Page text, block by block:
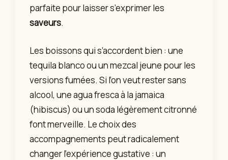
parfaite pour laisser s’exprimer les
saveurs.
Les boissons qui s’accordent bien : une
tequila blanco ou un mezcal jeune pour les
versions fumées. Si l’on veut rester sans
alcool, une agua fresca à la jamaica
(hibiscus) ou un soda légèrement citronné
font merveille. Le choix des
accompagnements peut radicalement
changer l’expérience gustative : un